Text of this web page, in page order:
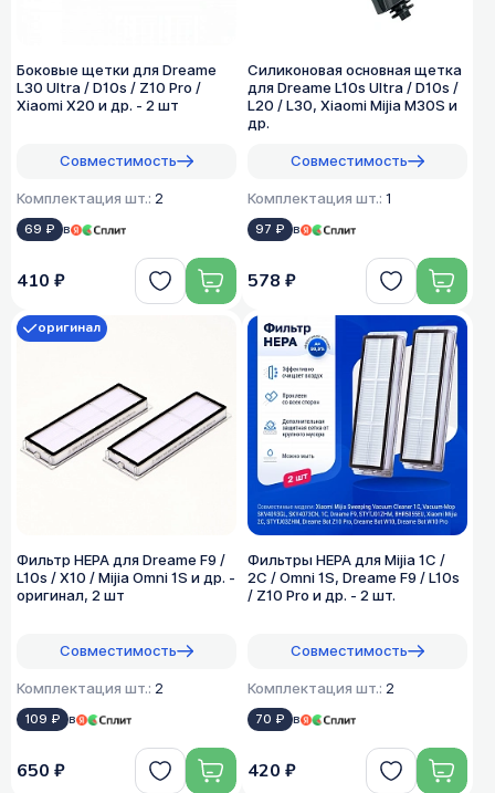
Боковые щетки для Dreame
L30 Ultra / D10s / Z10 Pro /
Xiaomi X20 и др. - 2 шт
Совместимость
Комплектация шт.: 2
69 ₽ в
410 ₽
Силиконовая основная щетка
для Dreame L10s Ultra / D10s /
L20 / L30, Xiaomi Mijia M30S и
др.
Совместимость
Комплектация шт.: 1
97 ₽ в
578 ₽
Фильтр HEPA для Dreame F9 /
L10s / X10 / Mijia Omni 1S и др. -
оригинал, 2 шт
Совместимость
Комплектация шт.: 2
109 ₽ в
оригинал
650 ₽
Фильтры HEPA для Mijia 1C /
2C / Omni 1S, Dreame F9 / L10s
/ Z10 Pro и др. - 2 шт.
Совместимость
Комплектация шт.: 2
70 ₽ в
420 ₽